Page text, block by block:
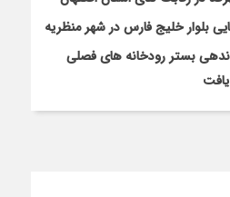
بلوار خلیج فارس در شهر منظریه
بستر رودخانه های فصلی